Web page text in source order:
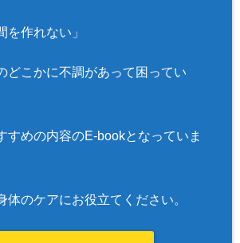
を作れない」
どこかに不調があって困ってい
すめの内容のE-bookとなっていま
体のケアにお役立てください。